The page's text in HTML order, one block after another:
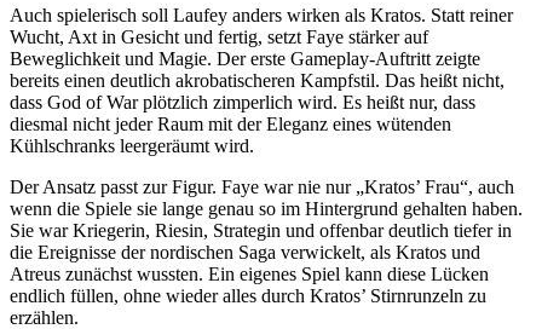
Auch spielerisch soll Laufey anders wirken als Kratos. Statt reiner
Wucht, Axt in Gesicht und fertig, setzt Faye stärker auf
Beweglichkeit und Magie. Der erste Gameplay-Auftritt zeigte
bereits einen deutlich akrobatischeren Kampfstil. Das heißt nicht,
dass God of War plötzlich zimperlich wird. Es heißt nur, dass
diesmal nicht jeder Raum mit der Eleganz eines wütenden
Kühlschranks leergeräumt wird.
Der Ansatz passt zur Figur. Faye war nie nur „Kratos’ Frau“, auch
wenn die Spiele sie lange genau so im Hintergrund gehalten haben.
Sie war Kriegerin, Riesin, Strategin und offenbar deutlich tiefer in
die Ereignisse der nordischen Saga verwickelt, als Kratos und
Atreus zunächst wussten. Ein eigenes Spiel kann diese Lücken
endlich füllen, ohne wieder alles durch Kratos’ Stirnrunzeln zu
erzählen.